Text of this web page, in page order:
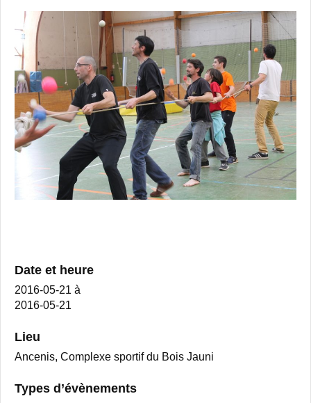
Date et heure
2016-05-21 à
2016-05-21
Lieu
Ancenis, Complexe sportif du Bois Jauni
Types d’évènements